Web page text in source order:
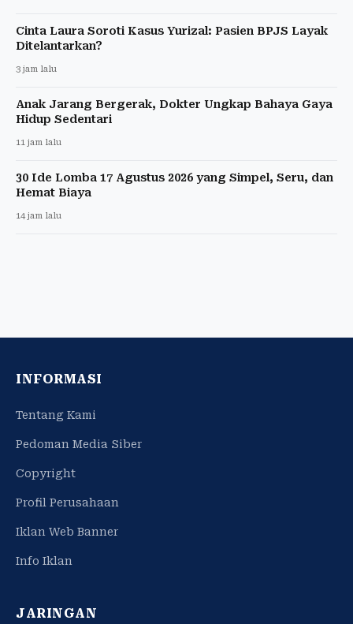
Cinta Laura Soroti Kasus Yurizal: Pasien BPJS Layak
Ditelantarkan?
3 jam lalu
Anak Jarang Bergerak, Dokter Ungkap Bahaya Gaya
Hidup Sedentari
11 jam lalu
30 Ide Lomba 17 Agustus 2026 yang Simpel, Seru, dan
Hemat Biaya
14 jam lalu
INFORMASI
Tentang Kami
Pedoman Media Siber
Copyright
Profil Perusahaan
Iklan Web Banner
Info Iklan
JARINGAN